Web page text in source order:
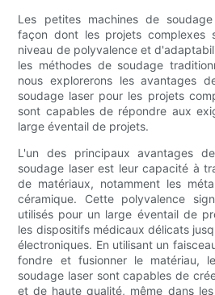
Les petites machines de
façon dont les projets complexes
niveau de polyvalence et
les méthodes de soudage
nous explorerons les avantages
soudage laser pour les projets
sont capables de répondre aux
large éventail de projets.
L'un des principaux avantages
soudage laser est leur capacité à
de matériaux, notamment les
céramique. Cette polyvalence
utilisés pour un large éventail de
les dispositifs médicaux délicats
électroniques. En utilisant un
fondre et fusionner le matériau,
soudage laser sont capables de
et de haute qualité, même dans